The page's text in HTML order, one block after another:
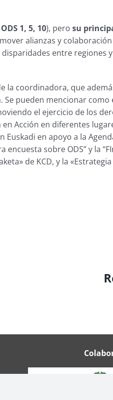
ODS 1, 5, 10), pero su
alianzas y
entre regiones
la coordinadora, que
pueden mencionar
el ejercicio de los
Acción en diferentes
en apoyo a la
sobre ODS” y la
de KCD, y la «Estrategia